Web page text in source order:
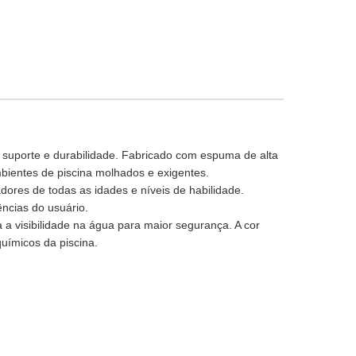
e durabilidade. Fabricado com espuma de alta
de piscina molhados e exigentes.
de todas as idades e níveis de habilidade.
do usuário.
visibilidade na água para maior segurança. A cor
da piscina.